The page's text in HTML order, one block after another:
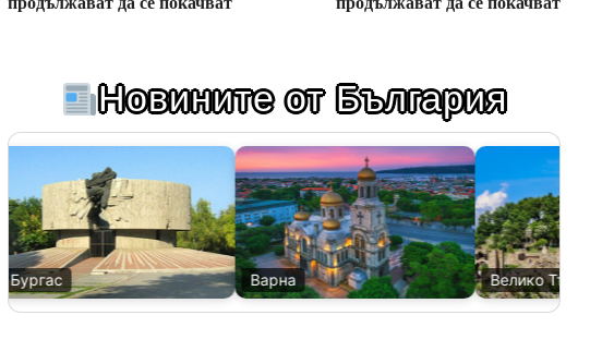
Новините от България
Бургас Варна Велико Търново